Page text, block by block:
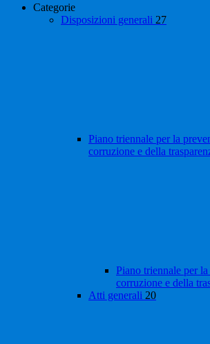
Categorie
Disposizioni generali 27
Piano triennale per la
corruzione e della
Piano triennale per
corruzione e della
Atti generali 20